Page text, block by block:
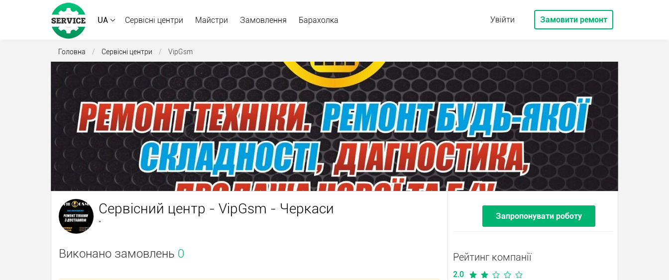
UA Сервісні центри Майстри Замовлення Барахолка Увійти Замовити ремонт
Головна / Сервісні центри / VipGsm
Сервісний центр - VipGsm - Черкаси
''
Виконано замовлень 0
Запропонувати роботу
Рейтинг компанії
2.0